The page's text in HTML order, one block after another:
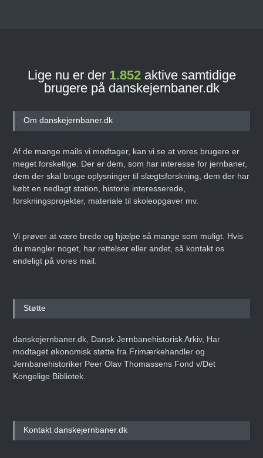
Lige nu er der 1.852aktive samtidige
brugere på danskejernbaner.dk
Om danskejernbaner.dk
Af de mange mails vi modtager, kan vi se at vores brugere er
meget forskellige. Der er dem, som har interesse for jernbaner,
dem der skal bruge oplysninger til slægtsforskning, dem der har
købt en nedlagt station, historie interesserede,
forskningsprojekter, materiale til skoleopgaver mv.
Vi prøver at være brede og hjælpe så mange som muligt. Hvis
du mangler noget, har rettelser eller andet, så kontakt os
endeligt på vores mail.
Støtte
danskejernbaner.dk, Dansk Jernbanehistorisk Arkiv, Har
modtaget økonomisk støtte fra Frimærkehandler og
Jernbanehistoriker Peer Olav Thomassens Fond v/Det
Kongelige Bibliotek.
Kontakt danskejernbaner.dk